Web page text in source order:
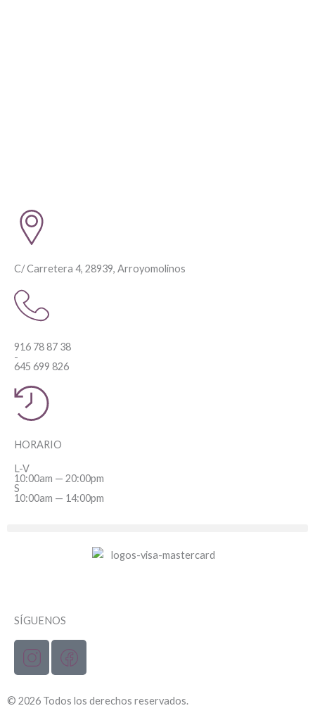
C/ Carretera 4, 28939, Arroyomolinos
916 78 87 38
-
645 699 826
HORARIO
L-V
10:00am — 20:00pm
S
10:00am — 14:00pm
SÍGUENOS
© 2026 Todos los derechos reservados.